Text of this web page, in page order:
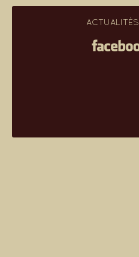
ACTUALITÉS